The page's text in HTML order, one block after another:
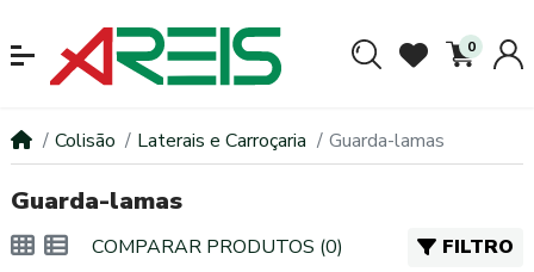
0
Colisão Laterais e Carroçaria Guarda-lamas
Guarda-lamas
FILTRO
COMPARAR PRODUTOS (0)